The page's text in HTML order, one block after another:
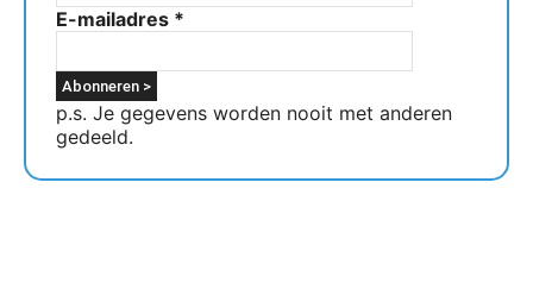
E-mailadres *
p.s. Je gegevens worden nooit met anderen
gedeeld.